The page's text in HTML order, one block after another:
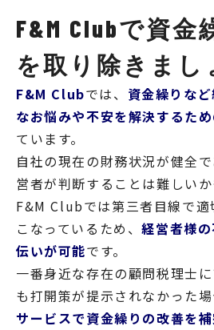
F&M Clubで資金
を取り除きまし
F&M Clubでは、 資金繰りな
なお悩みや不安を解決するた
ています。
自社の現在の財務状況が健全
営者が判断することは難しいか
F&M Clubでは第三者目線で適
こなっているため、経営者様
伝いが可能です。
一番身近な存在の顧問税理士
も打開策が提示されなかった
サービスで資金繰りの改善を